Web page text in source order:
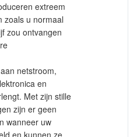
extreem
zoals u normaal
zou ontvangen
netstroom,
en
Met zijn stille
zijn er geen
wanneer uw